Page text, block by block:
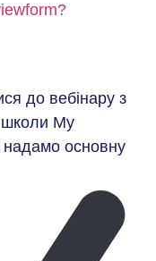
до вебінару з
школи My
основну